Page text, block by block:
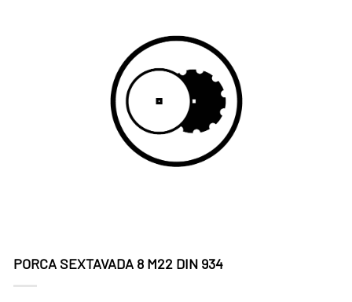
PORCA SEXTAVADA 8 M22 DIN 934